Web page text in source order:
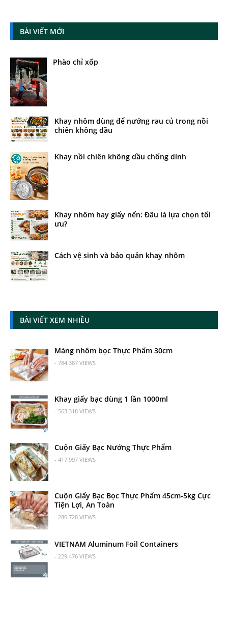
BÀI VIẾT MỚI
Phào chỉ xốp
Khay nhôm dùng để nướng rau củ trong nồi
chiên không dầu
Khay nồi chiên không dầu chống dính
Khay nhôm hay giấy nến: Đâu là lựa chọn tối
ưu?
Cách vệ sinh và bảo quản khay nhôm
BÀI VIẾT XEM NHIỀU
Màng nhôm bọc Thực Phẩm 30cm
- 784.387 VIEWS
Khay giấy bạc dùng 1 lần 1000ml
- 563.318 VIEWS
Cuộn Giấy Bạc Nướng Thực Phẩm
- 417.997 VIEWS
Cuộn Giấy Bạc Bọc Thực Phẩm 45cm-5kg Cực
Tiện Lợi, An Toàn
- 280.728 VIEWS
VIETNAM Aluminum Foil Containers
- 229.476 VIEWS